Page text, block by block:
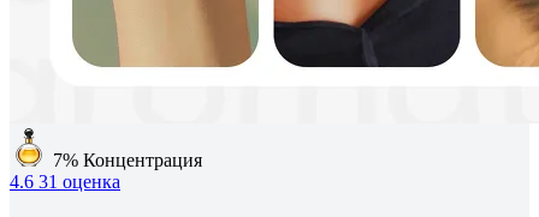
7% Концентрация
4.6 31 оценка